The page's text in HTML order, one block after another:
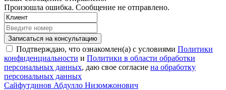
Произошла ошибка. Сообщение не отправлено.
Записаться на консультацию
Подтверждаю, что ознакомлен(а) с условиями Политики
конфиденциальности и Политики в области обработки
персональных данных, даю свое согласие на обработку
персональных данных
Сайфутдинов Абдулло Низомжонович